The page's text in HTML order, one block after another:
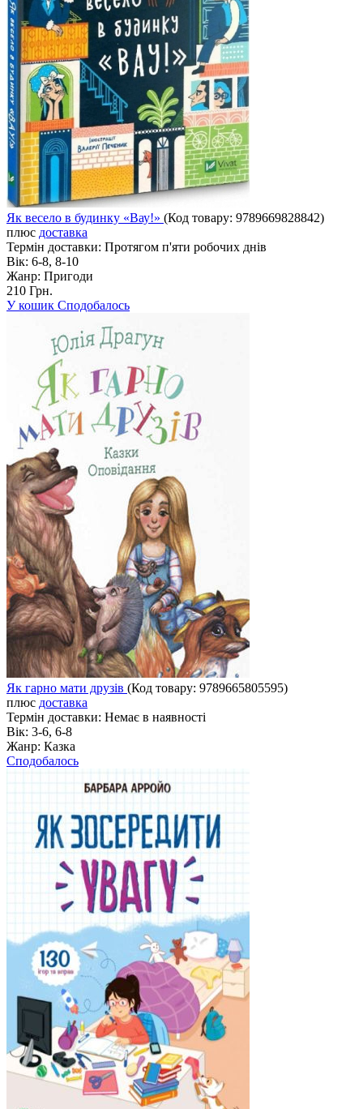
Як весело в будинку «Вау!» (Код товару: 9789669828842)
плюс доставка
Термін доставки: Протягом п'яти робочих днів
Вік: 6-8, 8-10
Жанр: Пригоди
210 Грн.
У кошик Сподобалось
Як гарно мати друзів (Код товару: 9789665805595)
плюс доставка
Термін доставки: Немає в наявності
Вік: 3-6, 6-8
Жанр: Казка
Сподобалось